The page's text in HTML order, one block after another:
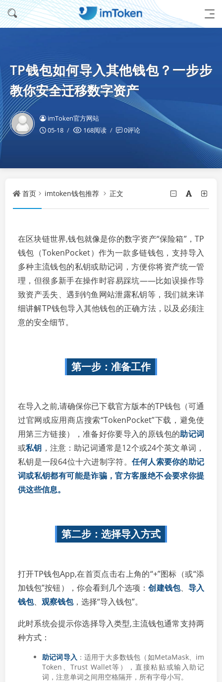
TP钱包如何导入其他钱包？一步步
教你安全迁移数字资产
imToken官方网站
05-18
168阅读 0评论
首页 imtoken钱包推荐 正文
在区块链世界,钱包就像是你的数字资产“保险箱”，TP
钱包（TokenPocket）作为一款多链钱包，支持导入
多种主流钱包的私钥或助记词，方便你将资产统一管
理，但很多新手在操作时容易踩坑——比如误操作导
致资产丢失、遇到钓鱼网站泄露私钥等，我们就来详
细讲解TP钱包导入其他钱包的正确方法，以及必须注
意的安全细节。
第一步：准备工作
在导入之前,请确保你已下载官方版本的TP钱包（可通
过官网或应用商店搜索“TokenPocket”下载，避免使
用第三方链接），准备好你要导入的原钱包的助记词
或私钥 ，注意：助记词通常是12个或24个英文单词，
私钥是一段64位十六进制字符。 任何人索要你的助记
词或私钥都有可能是诈骗，官方客服绝不会要求你提
供这些信息。
第二步：选择导入方式
打开TP钱包App,在首页点击右上角的“+”图标（或“添
加钱包”按钮），你会看到几个选项：创建钱包、 导入
钱包、 观察钱包，选择“导入钱包”。
此时系统会提示你选择导入类型,主流钱包通常支持两
种方式：
助记词导入 ：适用于大多数钱包（如MetaMask、im
Token、Trust Wallet等），直接粘贴或输入助记
词，注意单词之间用空格隔开，所有字母小写。